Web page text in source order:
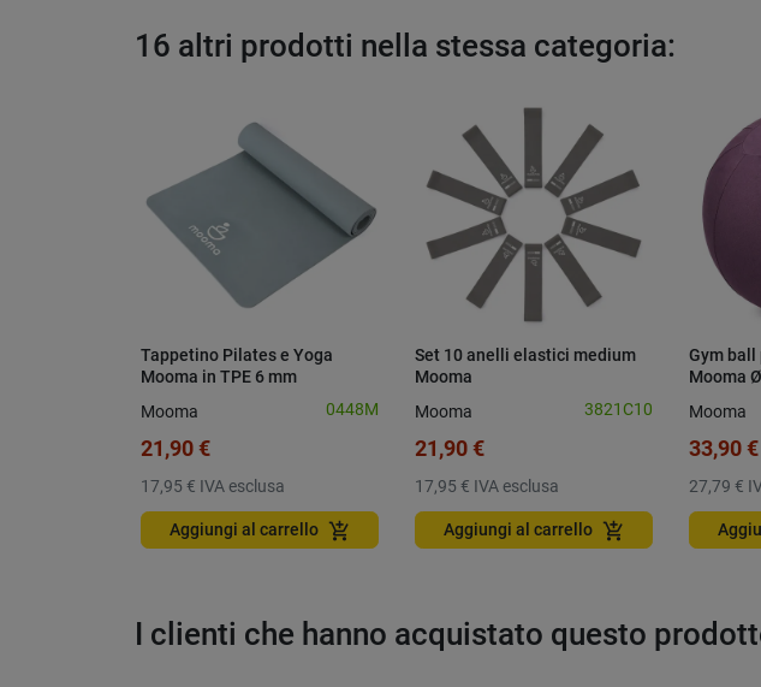
16 altri prodotti nella stessa categoria:
Tappetino Pilates e Yoga
Mooma in TPE 6 mm
Mooma 0448M
21,90 €
17,95 € IVA esclusa
Aggiungi al carrello add_shopping_cart
Set 10 anelli elastici medium
Mooma
Mooma 3821C10
21,90 €
17,95 € IVA esclusa
Aggiungi al carrello add_shopping_cart
Gym
Mooma
Mooma
33,90 €
27,79 €
I clienti che hanno acquistato questo